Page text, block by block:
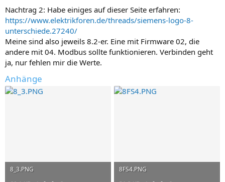
Nachtrag 2: Habe einiges auf dieser Seite erfahren:
https://www.elektrikforen.de/threads/siemens-logo-8-
unterschiede.27240/
Meine sind also jeweils 8.2-er. Eine mit Firmware 02, die
andere mit 04. Modbus sollte funktionieren. Verbinden geht
ja, nur fehlen mir die Werte.
Anhänge
8_3.PNG
8FS4.PNG